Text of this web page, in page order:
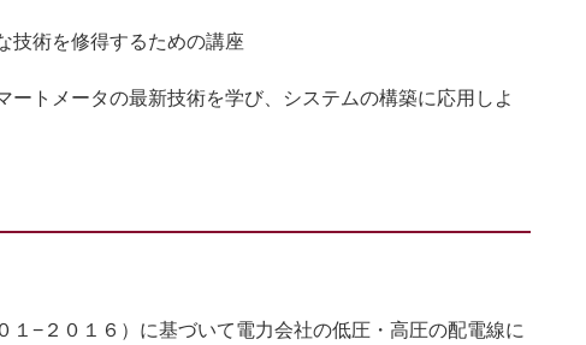
技術を修得するための講座
ートメータの最新技術を学び、システムの構築に応用しよ
−２０１６）に基づいて電力会社の低圧・高圧の配電線に